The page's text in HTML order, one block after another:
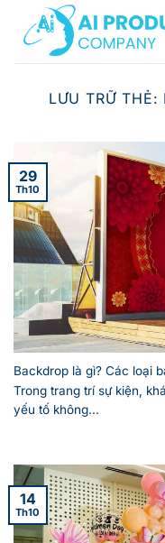
LƯU TRỮ THẺ:
Backdrop là gì? Các loại
Trong trang trí sự kiện,
yếu tố không...
29
Th10
14
Th10